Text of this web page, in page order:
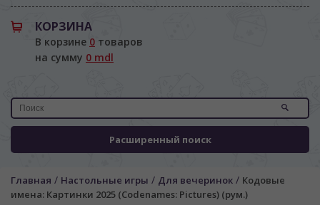
КОРЗИНА
В корзине 0 товаров
на сумму 0 mdl
Расширенный поиск
Главная / Настольные игры / Для вечеринок / Кодовые
имена: Картинки 2025 (Codenames: Pictures) (рум.)